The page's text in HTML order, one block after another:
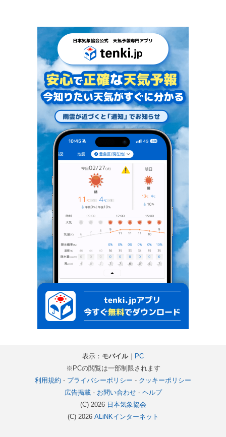
表示： モバイル｜
PC
※PCの閲覧は一部制限されます
利用規約 - プライバシーポリシー - クッキーポリシー
広告掲載- お問い合わせ- ヘルプ
(C) 2026 日本気象協会
(C) 2026 ALiNKインターネット